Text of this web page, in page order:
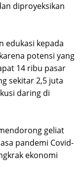
diproyeksikan
edukasi kepada
potensi yang
14 ribu pasar
sekitar 2,5 juta
daring di
geliat
pandemi Covid-
ekonomi